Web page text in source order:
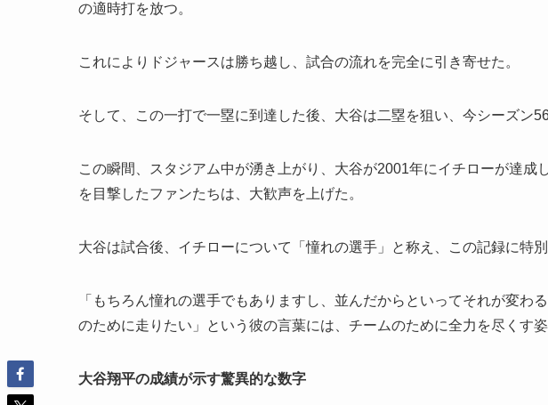
の適時打を放つ。
これによりドジャースは勝ち越し、試合の流れを完全に引き寄せた。
そして、この一打で一塁に到達した後、大谷は二塁を狙い、今シーズン
この瞬間、スタジアム中が湧き上がり、大谷が2001年にイチローが達成
を目撃したファンたちは、大歓声を上げた。
大谷は試合後、イチローについて「憧れの選手」と称え、この記録に特
「もちろん憧れの選手でもありますし、並んだからといってそれが変わ
のために走りたい」という彼の言葉には、チームのために全力を尽くす姿
大谷翔平の成績が示す驚異的な数字